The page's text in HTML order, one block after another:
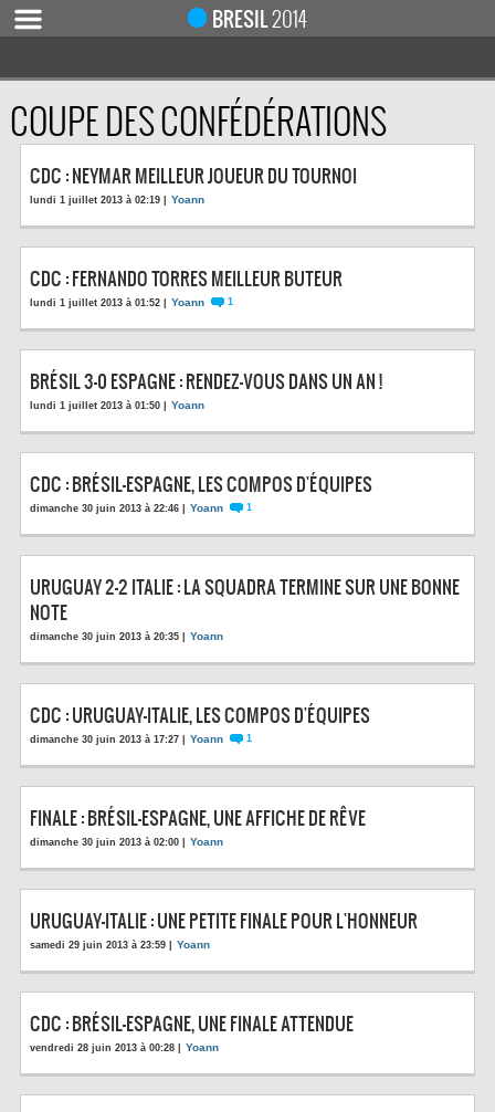
BRESIL2014
ACCUEIL
COUPE DU MONDE 2019
MONDIAL 2014
QUARTS DE FINALE
DEMI-FINALES
CLASSEMENTS
LES BUTEURS
LES 32 ÉQUIPES
LE RÈGLEMENT
QUALIFICATIONS
HISTORIQUE
COUPE DES CONFÉDÉRATIONS
CDC : NEYMAR MEILLEUR JOUEUR DU TOURNOI
lundi 1 juillet 2013 à 02:19 | Yoann
CDC : FERNANDO TORRES MEILLEUR BUTEUR
lundi 1 juillet 2013 à 01:52 | Yoann 1
BRÉSIL 3-0 ESPAGNE : RENDEZ-VOUS DANS UN AN !
lundi 1 juillet 2013 à 01:50 | Yoann
CDC : BRÉSIL-ESPAGNE, LES COMPOS D'ÉQUIPES
dimanche 30 juin 2013 à 22:46 | Yoann 1
URUGUAY 2-2 ITALIE : LA SQUADRA TERMINE SUR UNE BONNE
NOTE
dimanche 30 juin 2013 à 20:35 | Yoann
CDC : URUGUAY-ITALIE, LES COMPOS D'ÉQUIPES
dimanche 30 juin 2013 à 17:27 | Yoann 1
FINALE : BRÉSIL-ESPAGNE, UNE AFFICHE DE RÊVE
dimanche 30 juin 2013 à 02:00 | Yoann
URUGUAY-ITALIE : UNE PETITE FINALE POUR L'HONNEUR
samedi 29 juin 2013 à 23:59 | Yoann
CDC : BRÉSIL-ESPAGNE, UNE FINALE ATTENDUE
vendredi 28 juin 2013 à 00:28 | Yoann